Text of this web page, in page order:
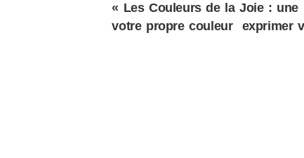
« Les Couleurs de la Joie :
votre propre couleur exprimer